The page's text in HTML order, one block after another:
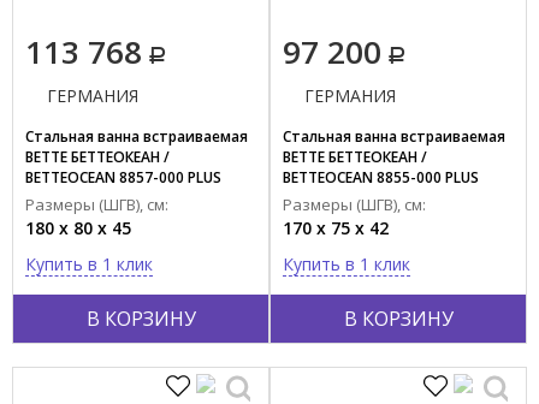
113 768
В КОРЗИНУ
ГЕРМАНИЯ
Стальная ванна встраиваемая
BETTE БЕТТЕОКЕАН /
BETTEOCEAN 8857-000 PLUS
Размеры (ШГВ), см:
180 x 80 x 45
Купить в 1 клик
97 200
В КОРЗИНУ
ГЕРМАНИЯ
Стальная ванна встраиваемая
BETTE БЕТТЕОКЕАН /
BETTEOCEAN 8855-000 PLUS
Размеры (ШГВ), см:
170 x 75 x 42
Купить в 1 клик